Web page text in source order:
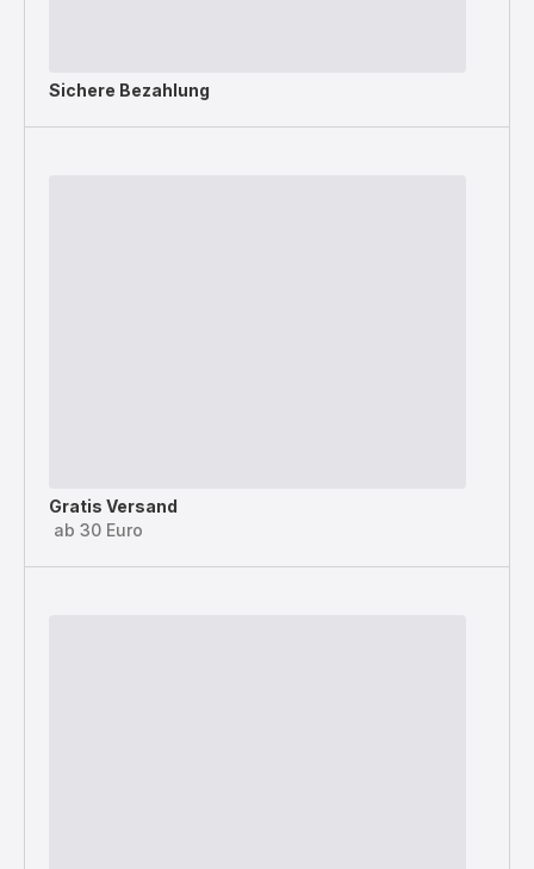
Sichere Bezahlung
Gratis Versand
ab 30 Euro